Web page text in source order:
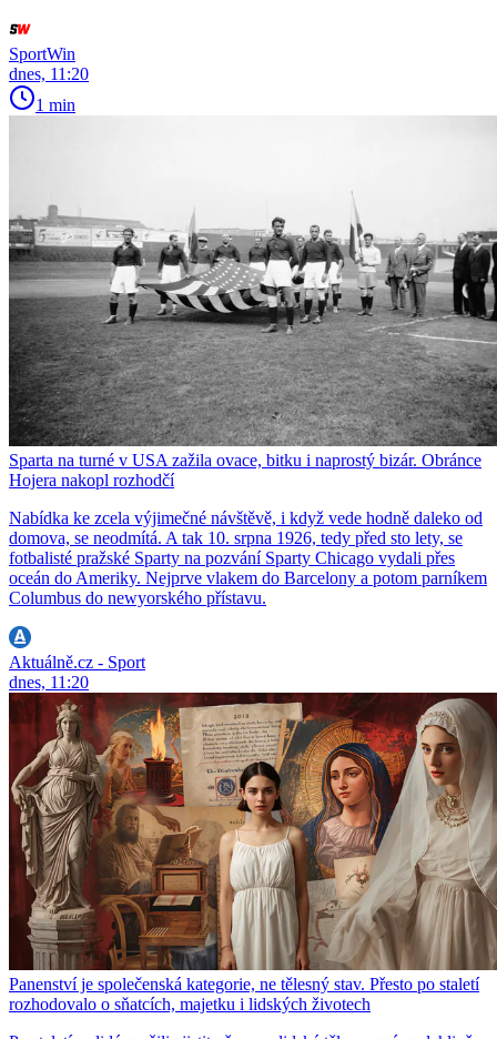
SportWin
dnes, 11:20
1 min
Sparta na turné v USA zažila ovace, bitku i naprostý bizár. Obránce
Hojera nakopl rozhodčí
Nabídka ke zcela výjimečné návštěvě, i když vede hodně daleko od
domova, se neodmítá. A tak 10. srpna 1926, tedy před sto lety, se
fotbalisté pražské Sparty na pozvání Sparty Chicago vydali přes
oceán do Ameriky. Nejprve vlakem do Barcelony a potom parníkem
Columbus do newyorského přístavu.
Aktuálně.cz - Sport
dnes, 11:20
Panenství je společenská kategorie, ne tělesný stav. Přesto po staletí
rozhodovalo o sňatcích, majetku i lidských životech